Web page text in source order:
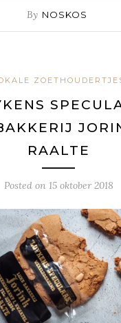
By NOSKOS
RAALTE
Posted on 15 oktober 2018